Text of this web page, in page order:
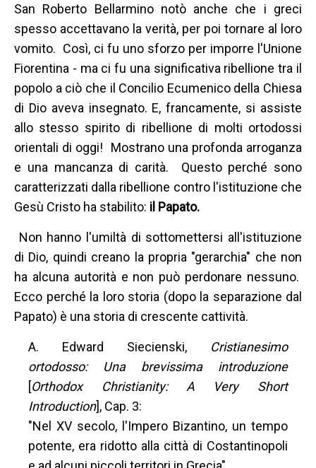
San Roberto Bellarmino notò anche che i greci
spesso accettavano la verità, per poi tornare al loro
vomito. Così, ci fu uno sforzo per imporre l'Unione
Fiorentina - ma ci fu una significativa ribellione tra il
popolo a ciò che il Concilio Ecumenico della Chiesa
di Dio aveva insegnato. E, francamente, si assiste
allo stesso spirito di ribellione di molti ortodossi
orientali di oggi! Mostrano una profonda arroganza
e una mancanza di carità. Questo perché sono
caratterizzati dalla ribellione contro l'istituzione che
Gesù Cristo ha stabilito: il Papato.
Non hanno l'umiltà di sottomettersi all'istituzione
di Dio, quindi creano la propria "gerarchia" che non
ha alcuna autorità e non può perdonare nessuno.
Ecco perché la loro storia (dopo la separazione dal
Papato) è una storia di crescente cattività.
A. Edward Siecienski,
Cristianesimo
ortodosso: Una brevissima introduzione
[Orthodox Christianity: A Very Short
Introduction], Cap. 3:
"Nel XV secolo, l'Impero Bizantino, un tempo
potente, era ridotto alla città di Costantinopoli